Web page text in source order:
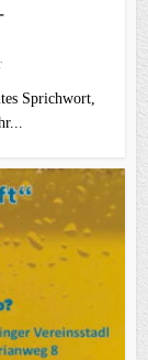
Sprichwort,